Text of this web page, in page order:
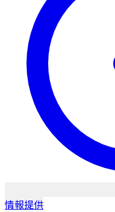
情報提供